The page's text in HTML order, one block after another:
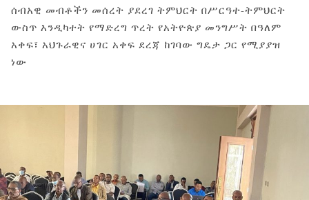
ሰብአዊ መብቶችን መሰረት ያደረገ ትምህርት በሥርዓተ-ትምህርት
ውስጥ እንዲካተት የማድረግ ጥረት የአትዮጵያ መንግሥት በዓለም
አቀፍ፣ አህጉራዊና ሀገር አቀፍ ደረጃ ከገባው ግዴታ ጋር የሚያያዝ
ነው